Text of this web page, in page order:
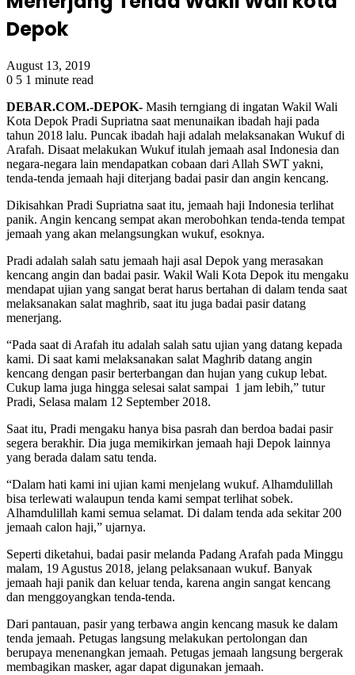
Depok
August 13, 2019
0 5 1 minute read
DEBAR.COM.-DEPOK- Masih terngiang di ingatan Wakil Wali
Kota Depok Pradi Supriatna saat menunaikan ibadah haji pada
tahun 2018 lalu. Puncak ibadah haji adalah melaksanakan Wukuf di
Arafah. Disaat melakukan Wukuf itulah jemaah asal Indonesia dan
negara-negara lain mendapatkan cobaan dari Allah SWT yakni,
tenda-tenda jemaah haji diterjang badai pasir dan angin kencang.
Dikisahkan Pradi Supriatna saat itu, jemaah haji Indonesia terlihat
panik. Angin kencang sempat akan merobohkan tenda-tenda tempat
jemaah yang akan melangsungkan wukuf, esoknya.
Pradi adalah salah satu jemaah haji asal Depok yang merasakan
kencang angin dan badai pasir. Wakil Wali Kota Depok itu mengaku
mendapat ujian yang sangat berat harus bertahan di dalam tenda saat
melaksanakan salat maghrib, saat itu juga badai pasir datang
menerjang.
“Pada saat di Arafah itu adalah salah satu ujian yang datang kepada
kami. Di saat kami melaksanakan salat Maghrib datang angin
kencang dengan pasir berterbangan dan hujan yang cukup lebat.
Cukup lama juga hingga selesai salat sampai 1 jam lebih,” tutur
Pradi, Selasa malam 12 September 2018.
Saat itu, Pradi mengaku hanya bisa pasrah dan berdoa badai pasir
segera berakhir. Dia juga memikirkan jemaah haji Depok lainnya
yang berada dalam satu tenda.
“Dalam hati kami ini ujian kami menjelang wukuf. Alhamdulillah
bisa terlewati walaupun tenda kami sempat terlihat sobek.
Alhamdulillah kami semua selamat. Di dalam tenda ada sekitar 200
jemaah calon haji,” ujarnya.
Seperti diketahui, badai pasir melanda Padang Arafah pada Minggu
malam, 19 Agustus 2018, jelang pelaksanaan wukuf. Banyak
jemaah haji panik dan keluar tenda, karena angin sangat kencang
dan menggoyangkan tenda-tenda.
Dari pantauan, pasir yang terbawa angin kencang masuk ke dalam
tenda jemaah. Petugas langsung melakukan pertolongan dan
berupaya menenangkan jemaah. Petugas jemaah langsung bergerak
membagikan masker, agar dapat digunakan jemaah.